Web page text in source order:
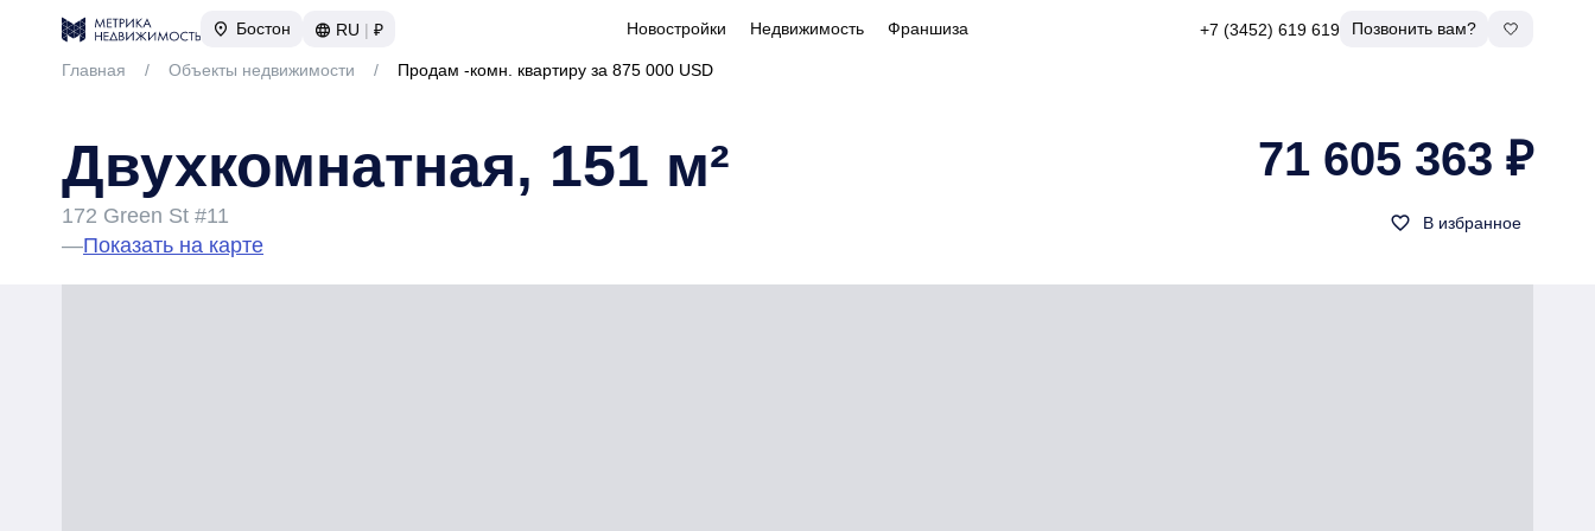
Бостон RU | ₽ Новостройки Недвижимость Франшиза +7 (3452) 619 619 Позвонить вам?
Главная / Объекты недвижимости / Продам -комн. квартиру за 875 000 USD
Двухкомнатная, 151 м²
172 Green St #11
—Показать на карте
71 605 363 ₽
favorite_border В избранное